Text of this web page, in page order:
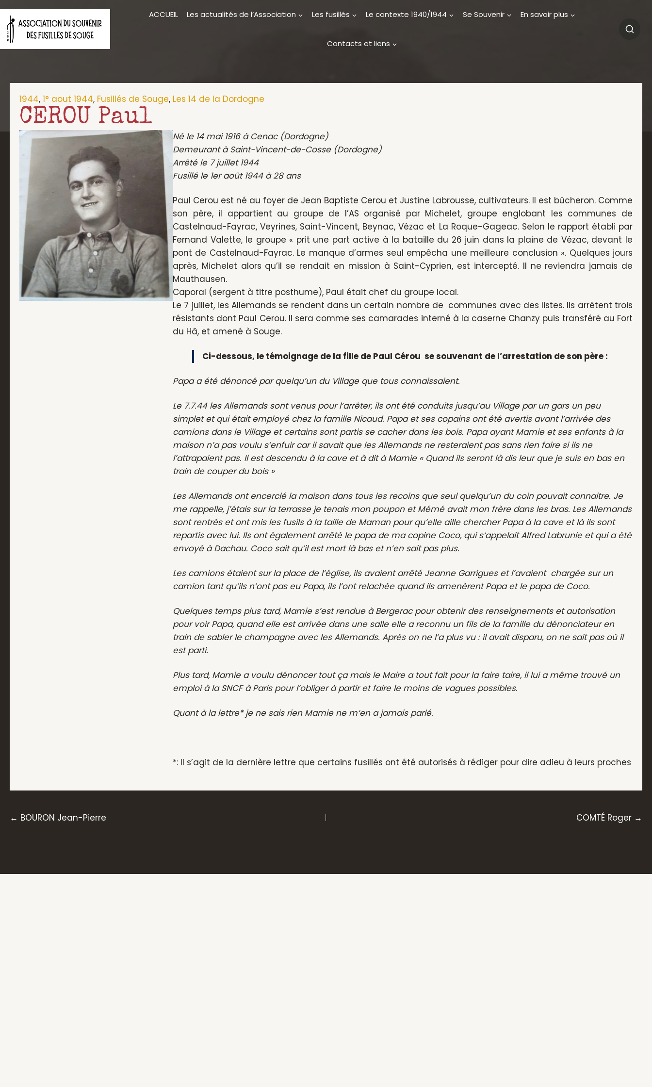
au
contenu
ACCUEIL Les actualités de l’Association Les fusillés Le contexte 1940/1944 Se Souvenir En savoir plus
Contacts et liens
1944, 1° aout 1944, Fusillés de Souge, Les 14 de la Dordogne
CEROU Paul
Né le 14 mai 1916 à Cenac (Dordogne)
Demeurant à Saint-Vincent-de-Cosse (Dordogne)
Arrêté le 7 juillet 1944
Fusillé le 1er août 1944 à 28 ans
Paul Cerou est né au foyer de Jean Baptiste Cerou et Justine Labrousse, cultivateurs. Il est bûcheron. Comme
son père, il appartient au groupe de l’AS organisé par Michelet, groupe englobant les communes de
Castelnaud-Fayrac, Veyrines, Saint-Vincent, Beynac, Vézac et La Roque-Gageac. Selon le rapport établi par
Fernand Valette, le groupe « prit une part active à la bataille du 26 juin dans la plaine de Vézac, devant le
pont de Castelnaud-Fayrac. Le manque d’armes seul empêcha une meilleure conclusion ». Quelques jours
après, Michelet alors qu’il se rendait en mission à Saint-Cyprien, est intercepté. Il ne reviendra jamais de
Mauthausen.
Caporal (sergent à titre posthume), Paul était chef du groupe local.
Le 7 juillet, les Allemands se rendent dans un certain nombre de communes avec des listes. Ils arrêtent trois
résistants dont Paul Cerou. Il sera comme ses camarades interné à la caserne Chanzy puis transféré au Fort
du Hâ, et amené à Souge.
Ci-dessous, le témoignage de la fille de Paul Cérou se souvenant de l’arrestation de son père :
Papa a été dénoncé par quelqu’un du Village que tous connaissaient.
Le 7.7.44 les Allemands sont venus pour l’arrêter, ils ont été conduits jusqu’au Village par un gars un peu
simplet et qui était employé chez la famille Nicaud. Papa et ses copains ont été avertis avant l’arrivée des
camions dans le Village et certains sont partis se cacher dans les bois. Papa ayant Mamie et ses enfants à la
maison n’a pas voulu s’enfuir car il savait que les Allemands ne resteraient pas sans rien faire si ils ne
l’attrapaient pas. Il est descendu à la cave et à dit à Mamie « Quand ils seront là dis leur que je suis en bas en
train de couper du bois »
Les Allemands ont encerclé la maison dans tous les recoins que seul quelqu’un du coin pouvait connaitre. Je
me rappelle, j’étais sur la terrasse je tenais mon poupon et Mémé avait mon frère dans les bras. Les Allemands
sont rentrés et ont mis les fusils à la taille de Maman pour qu’elle aille chercher Papa à la cave et là ils sont
repartis avec lui. Ils ont également arrêté le papa de ma copine Coco, qui s‘appelait Alfred Labrunie et qui a été
envoyé à Dachau. Coco sait qu’il est mort là bas et n’en sait pas plus.
Les camions étaient sur la place de l’église, ils avaient arrêté Jeanne Garrigues et l’avaient chargée sur un
camion tant qu’ils n’ont pas eu Papa, ils l’ont relachée quand ils amenèrent Papa et le papa de Coco.
Quelques temps plus tard, Mamie s’est rendue à Bergerac pour obtenir des renseignements et autorisation
pour voir Papa, quand elle est arrivée dans une salle elle a reconnu un fils de la famille du dénonciateur en
train de sabler le champagne avec les Allemands. Après on ne l’a plus vu : il avait disparu, on ne sait pas où il
est parti.
Plus tard, Mamie a voulu dénoncer tout ça mais le Maire a tout fait pour la faire taire, il lui a même trouvé un
emploi à la SNCF à Paris pour l’obliger à partir et faire le moins de vagues possibles.
Quant à la lettre* je ne sais rien Mamie ne m‘en a jamais parlé.
*: Il s’agit de la dernière lettre que certains fusillés ont été autorisés à rédiger pour dire adieu à leurs proches
Posts
← BOURON Jean-Pierre COMTÉ Roger →